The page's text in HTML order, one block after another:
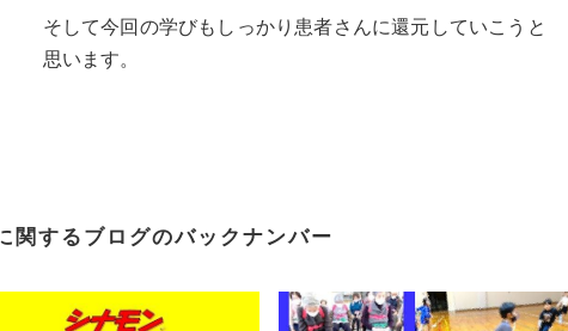
そして今回の学びもしっかり患者さんに還元していこうと
思います。
関するブログのバックナンバー